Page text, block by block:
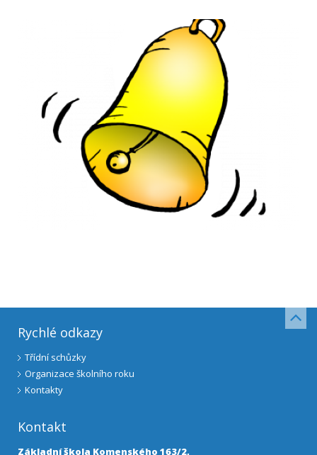
Rychlé odkazy
Třídní schůzky
Organizace školního roku
Kontakty
Kontakt
Základní škola Komenského 163/2,